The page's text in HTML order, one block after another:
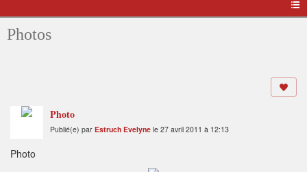
Photos
Photo
Publié(e) par Estruch Evelyne le 27 avril 2011 à 12:13
Photo